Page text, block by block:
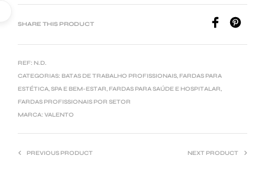
SHARE THIS PRODUCT
REF: N.D.
CATEGORIAS: BATAS DE TRABALHO PROFISSIONAIS, FARDAS PARA
ESTÉTICA, SPA E BEM-ESTAR, FARDAS PARA SAÚDE E HOSPITALAR,
FARDAS PROFISSIONAIS POR SETOR
MARCA: VALENTO
PREVIOUS PRODUCT NEXT PRODUCT